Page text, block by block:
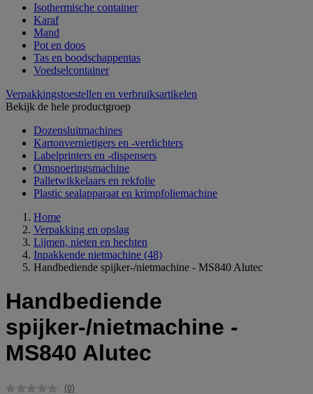
Isothermische container
Karaf
Mand
Pot en doos
Tas en boodschappentas
Voedselcontainer
Verpakkingstoestellen en verbruiksartikelen
Bekijk de hele productgroep
Dozensluitmachines
Kartonvernietigers en -verdichters
Labelprinters en -dispensers
Omsnoeringsmachine
Palletwikkelaars en rekfolie
Plastic sealapparaat en krimpfoliemachine
Home
Verpakking en opslag
Lijmen, nieten en hechten
Inpakkende nietmachine (48)
Handbediende spijker-/nietmachine - MS840 Alutec
Handbediende
spijker-/nietmachine -
MS840 Alutec
(0)